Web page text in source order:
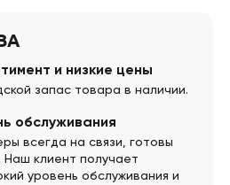
и низкие цены
запас товара в наличии.
обслуживания
всегда на связи, готовы
Наш клиент получает
уровень обслуживания и